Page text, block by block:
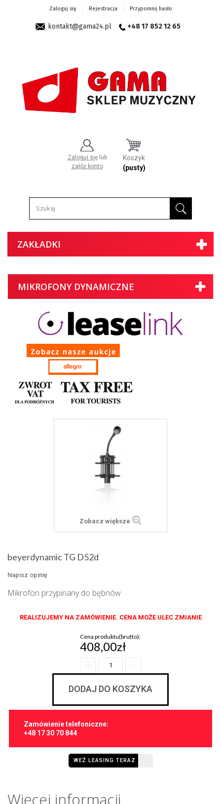
Zaloguj się Rejestracja Przypomnij hasło
kontakt@gama24.pl +48 17 852 12 65
Zaloguj się lub
załóż konto
Koszyk
(pusty)
ZAKŁADKI
MIKROFONY DYNAMICZNE
Zobacz większe
beyerdynamic TG D52d
Napisz opinię
Mikrofon przypinany do bębnów
REALIZUJEMY NA ZAMÓWIENIE. CENA MOŻE ULEC ZMIANIE
Cena produktu(brutto):
408,00zł
DODAJ DO KOSZYKA
Zamówienie telefoniczne:
+48 17 30 70 844
WEŹ LEASING TERAZ
Więcej informacji